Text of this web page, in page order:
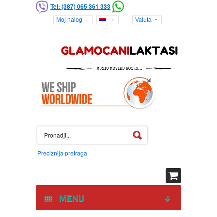
Tel: (387) 065 361 333
Moj nalog Valuta
Preciznija pretraga
MENU